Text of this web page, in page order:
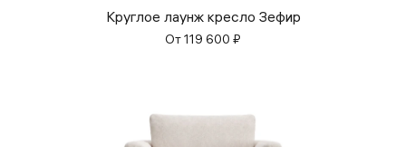
Круглое лаунж кресло Зефир
От119 600 ₽